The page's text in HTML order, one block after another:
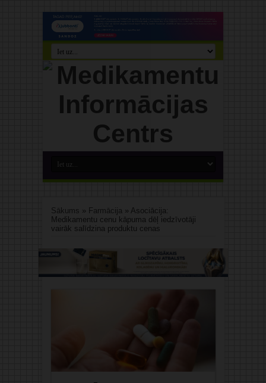
Sākums » Farmācija» Asociācija:
Medikamentu cenu kāpuma dēļ iedzīvotāji
vairāk salīdzina produktu cenas